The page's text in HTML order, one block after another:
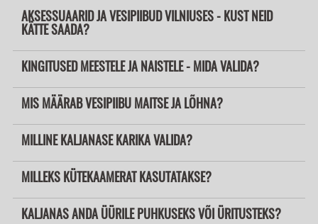
AKSESSUAARID JA VESIPIIBUD VILNIUSES - KUST NEID
KÄTTE SAADA?
KINGITUSED MEESTELE JA NAISTELE - MIDA VALIDA?
MIS MÄÄRAB VESIPIIBU MAITSE JA LÕHNA?
MILLINE KALJANASE KARIKA VALIDA?
MILLEKS KÜTEKAAMERAT KASUTATAKSE?
KALJANAS ANDA ÜÜRILE PUHKUSEKS VÕI ÜRITUSTEKS?